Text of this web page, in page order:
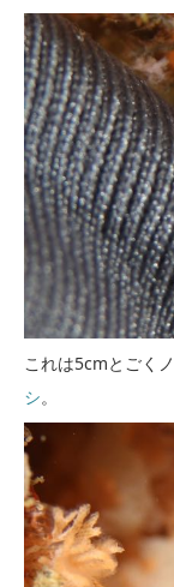
これは5cmとごく
シ。